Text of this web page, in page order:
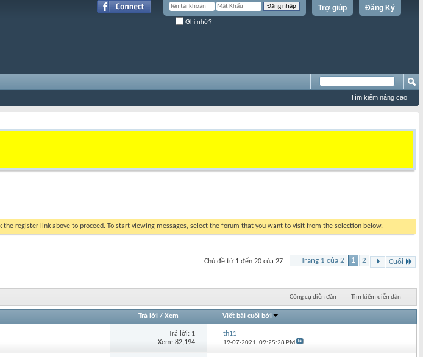
Đăng Ký
Trợ giúp
Ghi nhớ?
Tìm kiếm nâng cao
the register link above to proceed. To start viewing messages, select the forum that you want to visit from the selection below.
Trang 1 của 2 1 2 Cuối
Chủ đề từ 1 đến 20 của 27
Công cụ diễn đàn Tìm kiếm diễn đàn
Trả lời/ Xem Viết bài cuối bởi
Trả lời: 1
Xem: 82,194
th11
19-07-2021,09:25:28 PM